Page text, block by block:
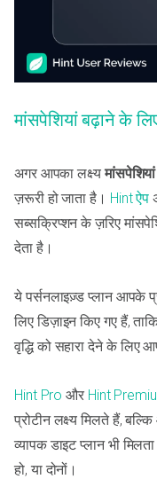
मांसपेशियां बढ़ाने के
अगर आपका लक्ष्य
ज़रूरी हो जाता है। Hint ऐप
सब्सक्रिप्शन के ज़रिए
देता है।
ये पर्सनलाइज़्ड प्लान आपके
लिए डिज़ाइन किए गए हैं,
वृद्धि को सहारा देने के लिए
Hint Pro और Hint
प्रोटीन लक्ष्य मिलते हैं,
व्यापक डाइट प्लान भी
हो, या दोनों।